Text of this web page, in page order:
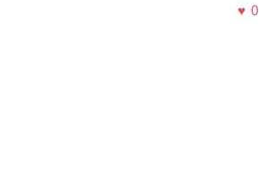
♥ 0